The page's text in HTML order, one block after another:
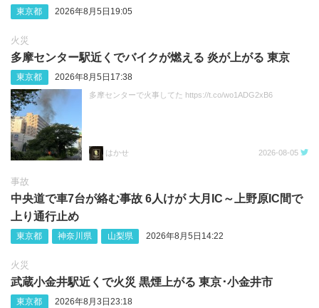
東京都 2026年8月5日19:05
火災
多摩センター駅近くでバイクが燃える 炎が上がる 東京
東京都 2026年8月5日17:38
多摩センターで火事してた https://t.co/wo1ADG2xB6
はかせ 2026-08-05
事故
中央道で車7台が絡む事故 6人けが 大月IC～上野原IC間で
上り通行止め
東京都 神奈川県 山梨県 2026年8月5日14:22
火災
武蔵小金井駅近くで火災 黒煙上がる 東京･小金井市
東京都 2026年8月3日23:18